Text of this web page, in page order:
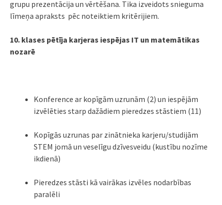
grupu prezentācija un vērtēšana. Tika izveidots snieguma
līmeņa apraksts pēc noteiktiem kritērijiem.
10. klases pētīja karjeras iespējas IT un matemātikas
nozarē
Konference ar kopīgām uzrunām (2) un iespējām
izvēlēties starp dažādiem pieredzes stāstiem (11)
Kopīgās uzrunas par zinātnieka karjeru/studijām
STEM jomā un veselīgu dzīvesveidu (kustību nozīme
ikdienā)
Pieredzes stāsti kā vairākas izvēles nodarbības
paralēli